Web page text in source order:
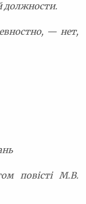
должности.
— нет,
повісті М.В.